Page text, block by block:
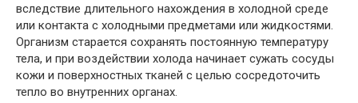
вследствие длительного нахождения в холодной среде
или контакта с холодными предметами или жидкостями.
Организм старается сохранять постоянную температуру
тела, и при воздействии холода начинает сужать сосуды
кожи и поверхностных тканей с целью сосредоточить
тепло во внутренних органах.